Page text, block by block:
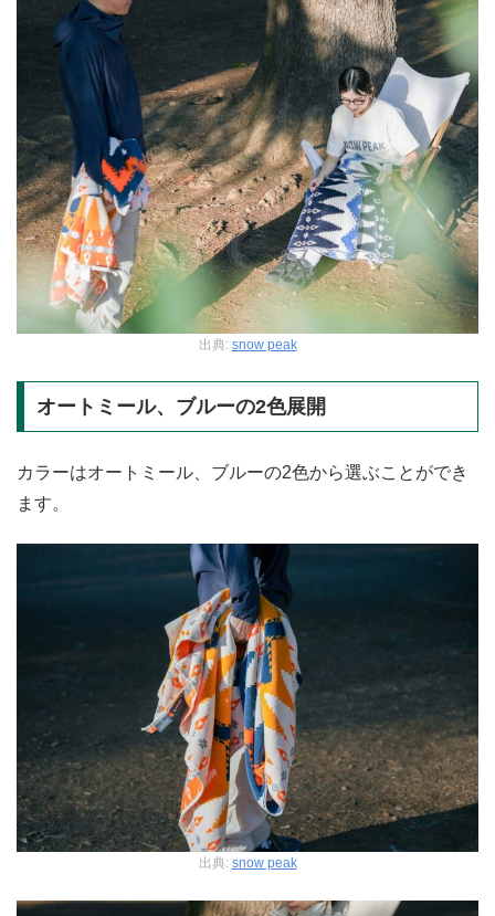
出典: snow peak
オートミール、ブルーの2色展開
カラーはオートミール、ブルーの2色から選ぶことができ
ます。
出典: snow peak